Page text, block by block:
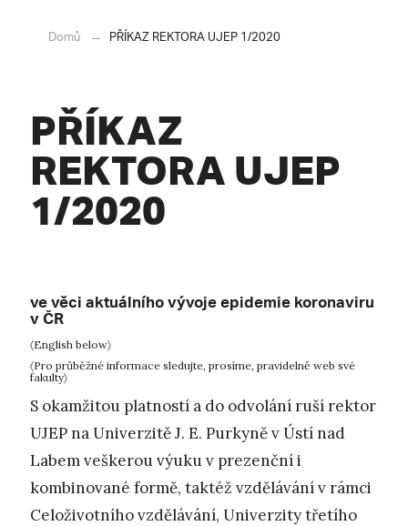
Domů PŘÍKAZ REKTORA UJEP 1/2020
PŘÍKAZ
REKTORA UJEP
1/2020
ve věci aktuálního vývoje epidemie koronaviru
v ČR
〈English below〉
〈Pro průběžné informace sledujte, prosíme, pravidelně web své
fakulty〉
S okamžitou platností a do odvolání ruší rektor
UJEP na Univerzitě J. E. Purkyně v Ústí nad
Labem veškerou výuku v prezenční i
kombinované formě, taktéž vzdělávání v rámci
Celoživotního vzdělávání, Univerzity třetího